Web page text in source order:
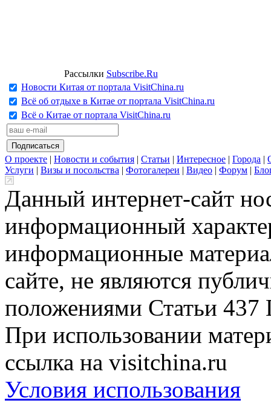
Рассылки Subscribe.Ru
Новости Китая от портала VisitChina.ru
Всё об отдыхе в Китае от портала VisitChina.ru
Всё о Китае от портала VisitChina.ru
О проекте | Новости и события | Статьи | Интересное | Города |
Услуги | Визы и посольства | Фотогалереи | Видео | Форум |
Данный интернет-сайт
информационный
информационные
сайте, не являются
положениями Статьи 437
При использовании
ссылка на visitchina.ru
Условия использования